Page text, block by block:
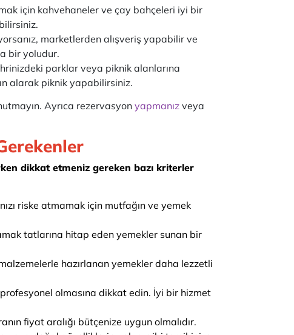
için kahvehaneler ve çay bahçeleri iyi bir
marketlerden alışveriş yapabilir ve
bir yoludur.
parklar veya piknik alanlarına
alarak piknik yapabilirsiniz.
Ayrıca rezervasyonyapmanız veya
dikkat etmeniz gereken bazı kriterler
riske atmamak için mutfağın ve yemek
tatlarına hitap eden yemekler sunan bir
hazırlanan yemekler daha lezzetli
olmasına dikkat edin. İyi bir hizmet
fiyat aralığı bütçenize uygun olmalıdır.